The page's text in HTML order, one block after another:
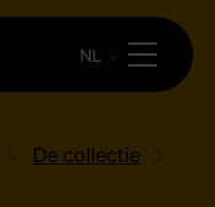
NL
De collectie